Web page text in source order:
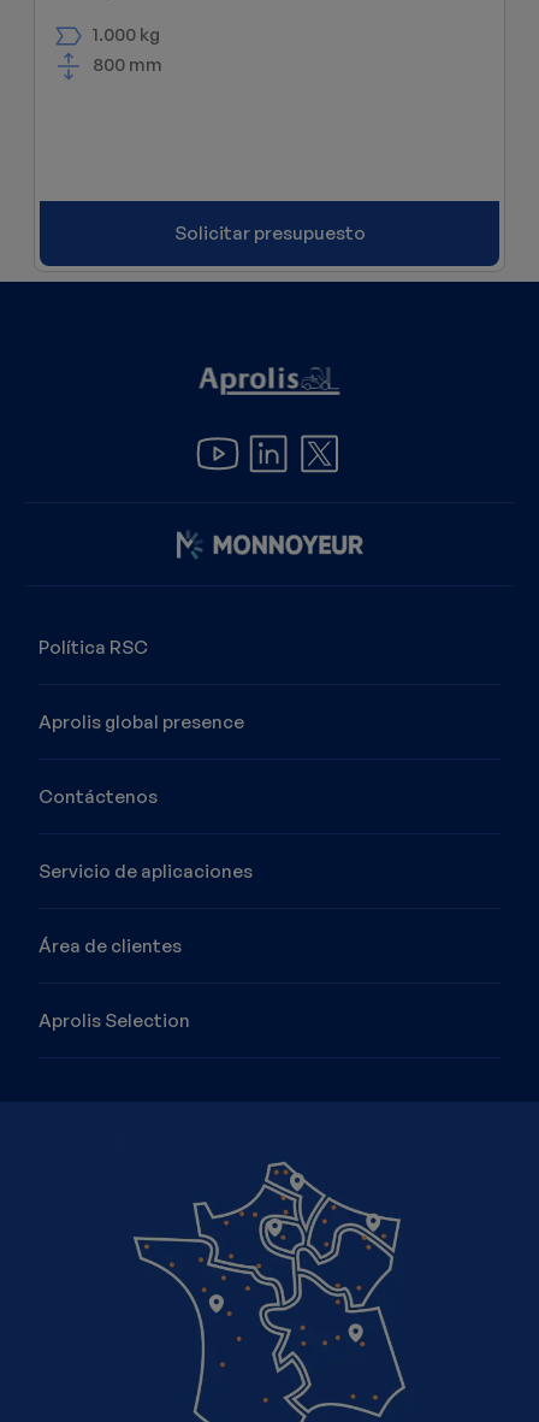
1.000 kg
800 mm
Solicitar presupuesto
Política RSC
Aprolis global presence
Contáctenos
Servicio de aplicaciones
Área de clientes
Aprolis Selection